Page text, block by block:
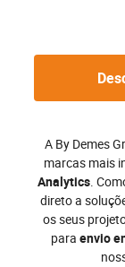
A By Demes
marcas mais
Analytics.
direto a
os seus
para envio